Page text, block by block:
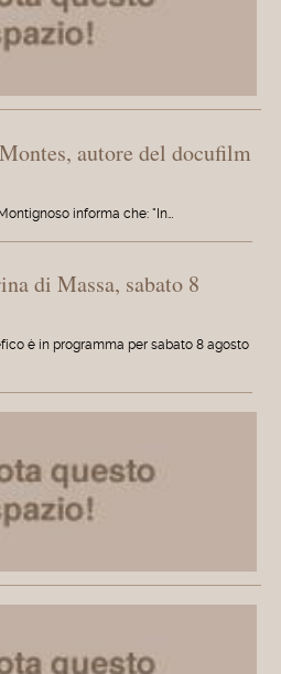
autore del docufilm
informa che: "In…
di Massa, sabato 8
è in programma per sabato 8 agosto